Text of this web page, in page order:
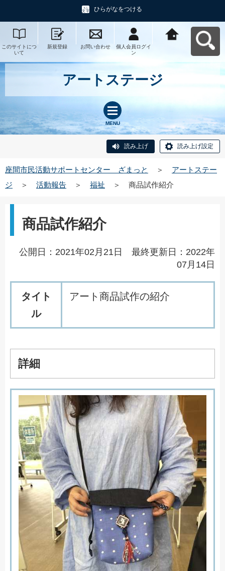
ひらがなをつける
このサイトにつ
いて
新規登録 お問い合わせ
個人会員ログイ
ン
アートステージ
MENU
読み上げ 読み上げ設定
座間市民活動サポートセンター ざまっと ＞
アートステー
ジ
＞ 活動報告 ＞ 福祉 ＞ 商品試作紹介
商品試作紹介
公開日：2021年02月21日 最終更新日：2022年
07月14日
タイト
ル
アート商品試作の紹介
詳細